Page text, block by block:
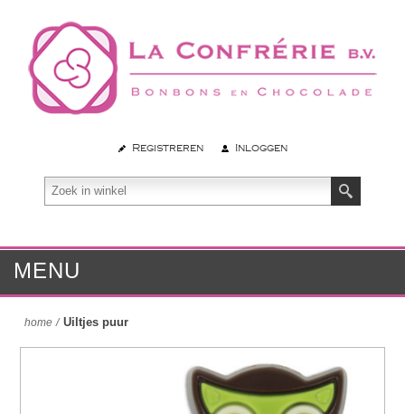
Registreren Inloggen
MENU
home / Uiltjes puur